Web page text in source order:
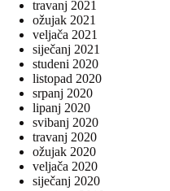
travanj 2021
ožujak 2021
veljača 2021
siječanj 2021
studeni 2020
listopad 2020
srpanj 2020
lipanj 2020
svibanj 2020
travanj 2020
ožujak 2020
veljača 2020
siječanj 2020